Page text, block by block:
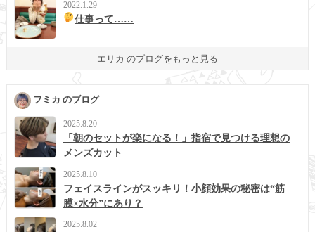
2022.1.29
仕事って……
エリカ のブログをもっと見る
フミカ のブログ
2025.8.20
「朝のセットが楽になる！」指宿で見つける理想の
メンズカット
2025.8.10
フェイスラインがスッキリ！小顔効果の秘密は“筋
膜×水分”にあり？
2025.8.02